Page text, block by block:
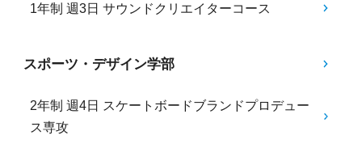
1年制 週3日 サウンドクリエイターコース
スポーツ・デザイン学部
2年制 週4日 スケートボードブランドプロデュー
ス専攻